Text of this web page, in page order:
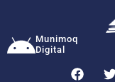
Munimoq
Digital